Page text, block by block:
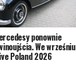
ponownie
We wrześniu
Poland 2026